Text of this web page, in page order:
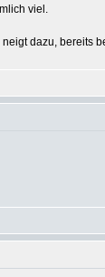
viel.
neigt dazu, bereits